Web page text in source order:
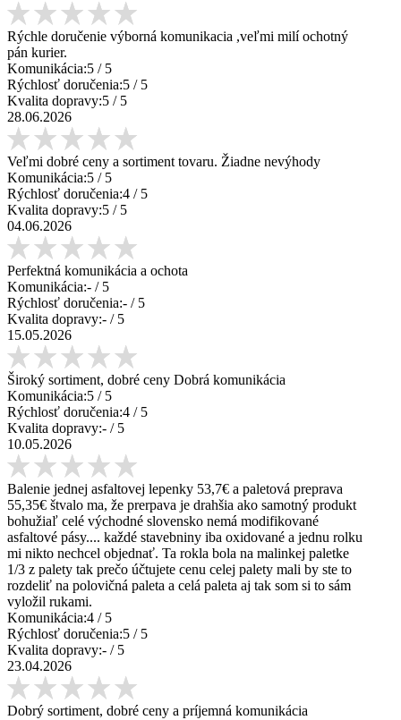
Rýchle doručenie výborná komunikacia ,veľmi milí ochotný
pán kurier.
Komunikácia:5 / 5
Rýchlosť doručenia:5 / 5
Kvalita dopravy:5 / 5
28.06.2026
Veľmi dobré ceny a sortiment tovaru. Žiadne nevýhody
Komunikácia:5 / 5
Rýchlosť doručenia:4 / 5
Kvalita dopravy:5 / 5
04.06.2026
Perfektná komunikácia a ochota
Komunikácia:- / 5
Rýchlosť doručenia:- / 5
Kvalita dopravy:- / 5
15.05.2026
Široký sortiment, dobré ceny Dobrá komunikácia
Komunikácia:5 / 5
Rýchlosť doručenia:4 / 5
Kvalita dopravy:- / 5
10.05.2026
Balenie jednej asfaltovej lepenky 53,7€ a paletová preprava
55,35€ štvalo ma, že prerpava je drahšia ako samotný produkt
bohužiaľ celé východné slovensko nemá modifikované
asfaltové pásy.... každé stavebniny iba oxidované a jednu rolku
mi nikto nechcel objednať. Ta rokla bola na malinkej paletke
1/3 z palety tak prečo účtujete cenu celej palety mali by ste to
rozdeliť na polovičná paleta a celá paleta aj tak som si to sám
vyložil rukami.
Komunikácia:4 / 5
Rýchlosť doručenia:5 / 5
Kvalita dopravy:- / 5
23.04.2026
Dobrý sortiment, dobré ceny a príjemná komunikácia